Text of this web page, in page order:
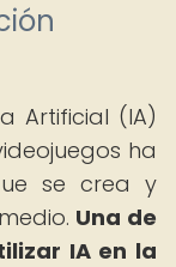
Artificial (IA)
ha
se crea y
Una de
IA en la